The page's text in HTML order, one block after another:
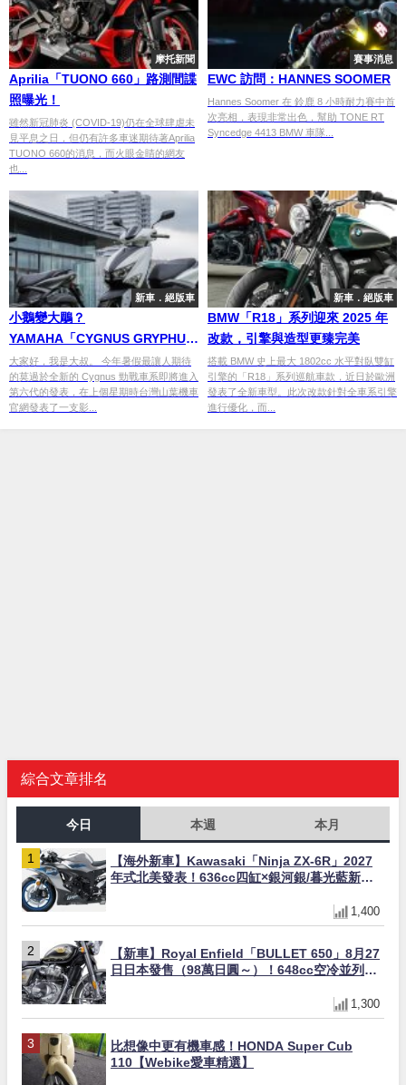
摩托新聞
Aprilia「TUONO 660」路測間諜
照曝光！
雖然新冠肺炎 (COVID-19)仍在全球肆虐未
見平息之日，但仍有許多車迷期待著Aprilia
TUONO 660的消息，而火眼金睛的網友
也...
賽事消息
EWC 訪問：HANNES SOOMER
Hannes Soomer 在 鈴鹿 8 小時耐力賽中首
次亮相，表現非常出色，幫助 TONE RT
Syncedge 4413 BMW 車隊...
新車．絕版車
小鵝變大鵰？
YAMAHA「CYGNUS GRYPHUS
125」發表！
大家好，我是大叔。 今年暑假最讓人期待
的莫過於全新的 Cygnus 勁戰車系即將進入
第六代的發表，在上個星期時台灣山葉機車
官網發表了一支影...
新車．絕版車
BMW「R18」系列迎來 2025 年
改款，引擎與造型更臻完美
搭載 BMW 史上最大 1802cc 水平對臥雙缸
引擎的「R18」系列巡航車款，近日於歐洲
發表了全新車型。此次改款針對全車系引擎
進行優化，而...
綜合文章排名
今日 本週 本月
【海外新車】Kawasaki「Ninja ZX-6R」2027
年式北美發表！636cc四缸×銀河銀/暮光藍新色
1,400
【新車】Royal Enfield「BULLET 650」8月27
日日本發售（98萬日圓～）！648cc空冷並列雙
1,300
比想像中更有機車感！HONDA Super Cub
110【Webike愛車精選】